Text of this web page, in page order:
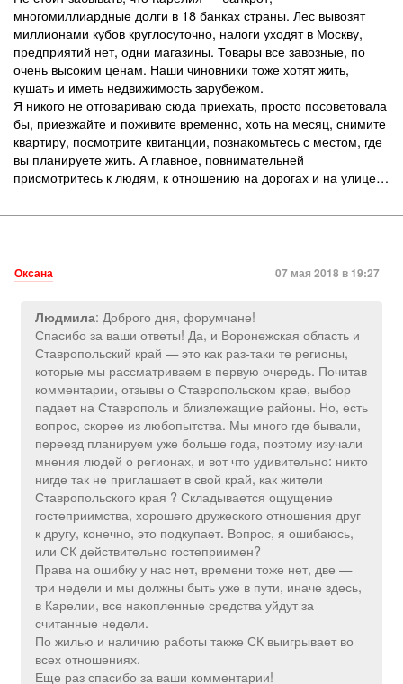
многомиллиардные долги в 18 банках страны. Лес вывозят
миллионами кубов круглосуточно, налоги уходят в Москву,
предприятий нет, одни магазины. Товары все завозные, по
очень высоким ценам. Наши чиновники тоже хотят жить,
кушать и иметь недвижимость зарубежом.
Я никого не отговариваю сюда приехать, просто посоветовала
бы, приезжайте и поживите временно, хоть на месяц, снимите
квартиру, посмотрите квитанции, познакомьтесь с местом, где
вы планируете жить. А главное, повнимательней
присмотритесь к людям, к отношению на дорогах и на улице…
Оксана 07 мая 2018 в 19:27
Людмила: Доброго дня, форумчане!
Спасибо за ваши ответы! Да, и Воронежская область и
Ставропольский край — это как раз-таки те регионы,
которые мы рассматриваем в первую очередь. Почитав
комментарии, отзывы о Ставропольском крае, выбор
падает на Ставрополь и близлежащие районы. Но, есть
вопрос, скорее из любопытства. Мы много где бывали,
переезд планируем уже больше года, поэтому изучали
мнения людей о регионах, и вот что удивительно: никто
нигде так не приглашает в свой край, как жители
Ставропольского края ? Складывается ощущение
гостеприимства, хорошего дружеского отношения друг
к другу, конечно, это подкупает. Вопрос, я ошибаюсь,
или СК действительно гостеприимен?
Права на ошибку у нас нет, времени тоже нет, две —
три недели и мы должны быть уже в пути, иначе здесь,
в Карелии, все накопленные средства уйдут за
считанные недели.
По жилью и наличию работы также СК выигрывает во
всех отношениях.
Еще раз спасибо за ваши комментарии!